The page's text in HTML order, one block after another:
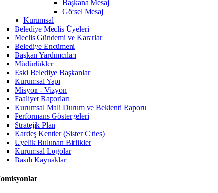
Başkana Mesaj
Görsel Mesaj
Kurumsal
Belediye Meclis Üyeleri
Meclis Gündemi ve Kararlar
Belediye Encümeni
Başkan Yardımcıları
Müdürlükler
Eski Belediye Başkanları
Kurumsal Yapı
Misyon - Vizyon
Faaliyet Raporları
Kurumsal Mali Durum ve Beklenti Raporu
Performans Göstergeleri
Stratejik Plan
Kardeş Kentler (Sister Cities)
Üyelik Bulunan Birlikler
Kurumsal Logolar
Basılı Kaynaklar